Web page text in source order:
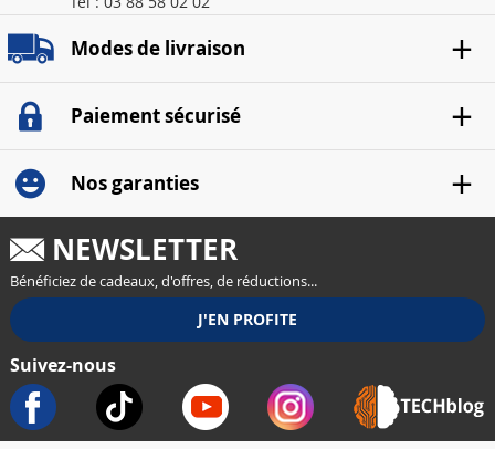
Modes de livraison
Paiement sécurisé
Nos garanties
NEWSLETTER
Bénéficiez de cadeaux, d'offres, de réductions...
Suivez-nous